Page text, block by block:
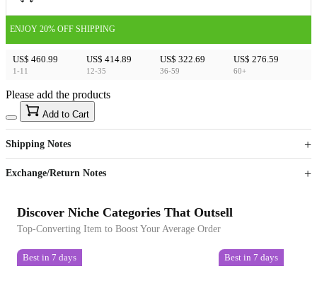
ENJOY 20% OFF SHIPPING
US$ 460.99
1-11
US$ 414.89
12-35
US$ 322.69
36-59
US$ 276.59
60+
US$40
Sign up to your membership to get coupons up to
15%
Opportunity to enjoy order discount up to 15% off
Please add the products
Add to Cart
Shipping Notes
Exchange/Return Notes
Discover Niche Categories That Outsell
Top-Converting Item to Boost Your Average Order
Best in 7 days Best in 7 days